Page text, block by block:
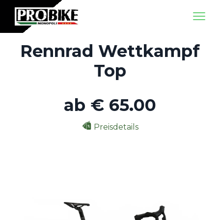
Rennrad Wettkampf
Top
ab € 65.00
Preisdetails